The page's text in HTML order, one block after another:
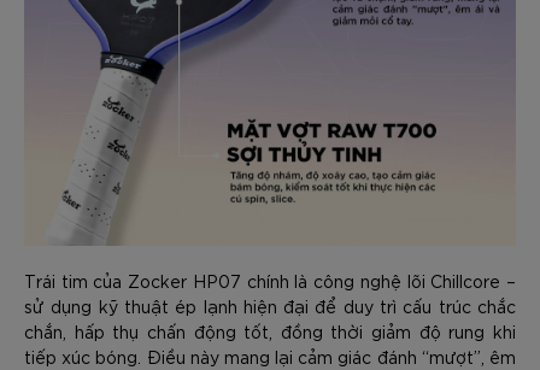
Trái tim của Zocker HP07 chính là công nghệ lõi Chillcore –
sử dụng kỹ thuật ép lạnh hiện đại để duy trì cấu trúc chắc
chắn, hấp thụ chấn động tốt, đồng thời giảm độ rung khi
tiếp xúc bóng. Điều này mang lại cảm giác đánh “mượt”, êm